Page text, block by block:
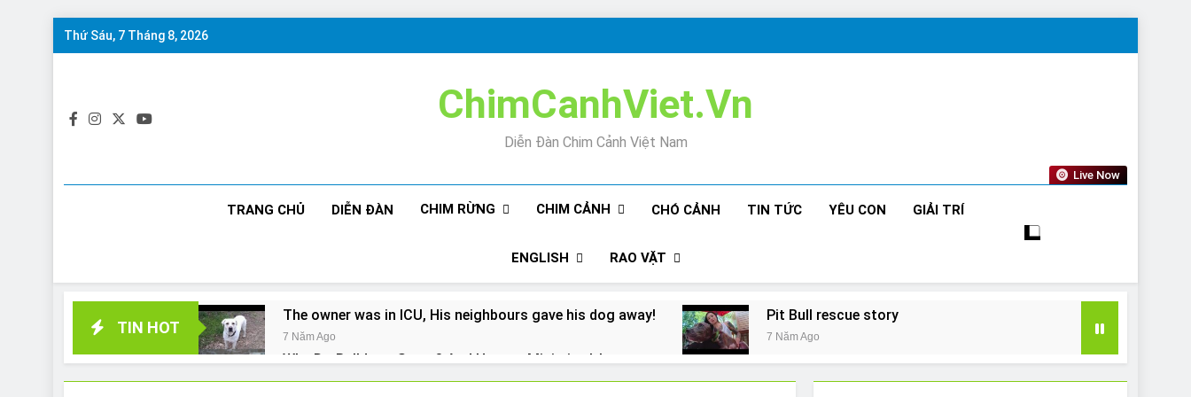
Skip
Thứ Sáu, 7 Tháng 8, 2026
ChimCanhViet.Vn
Diễn Đàn Chim Cảnh Việt Nam
Live Now
TRANG CHỦ DIỄN ĐÀN CHIM RỪNG CHIM CẢNH CHÓ CẢNH TIN TỨC YÊU CON GIẢI TRÍ
ENGLISH RAO VẶT
TIN HOT
The owner was in ICU, His neighbours gave his dog away!
7 Năm Ago
Pit Bull rescue story
7 Năm Ago
Why Do Bulldogs Snore? And How to Minimize It!
7 Năm Ago